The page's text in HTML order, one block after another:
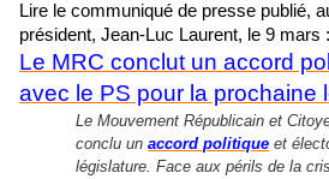
Lire le communiqué de presse publié,
président, Jean-Luc Laurent, le 9 mars :
Le MRC conclut un accord
avec le PS pour la prochaine
Le Mouvement Républicain et
conclu unaccord politique et
législature. Face aux périls de la